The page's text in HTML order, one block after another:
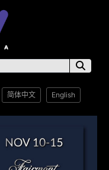
简体中文 English